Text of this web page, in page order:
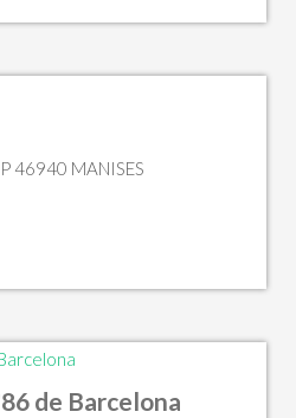
46940 MANISES
de Barcelona